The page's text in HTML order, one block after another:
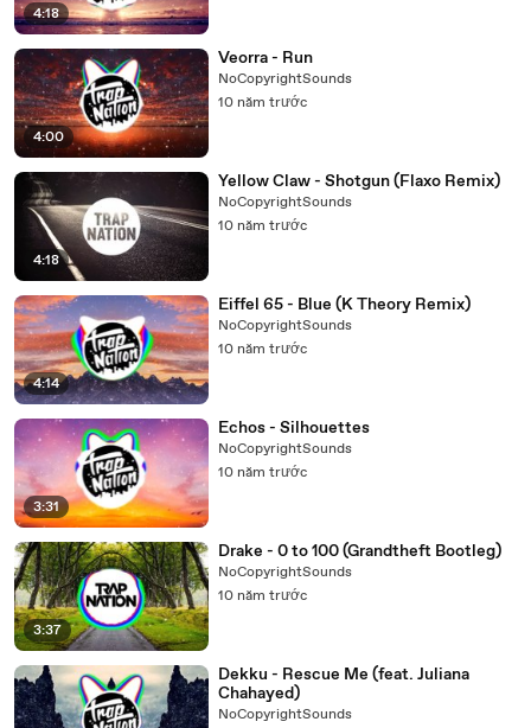
4:18
4:00
Veorra - Run
NoCopyrightSounds
10 năm trước
4:18
Yellow Claw - Shotgun (Flaxo Remix)
NoCopyrightSounds
10 năm trước
4:14
Eiffel 65 - Blue (K Theory Remix)
NoCopyrightSounds
10 năm trước
3:31
Echos - Silhouettes
NoCopyrightSounds
10 năm trước
3:37
Drake - 0 to 100 (Grandtheft Bootleg)
NoCopyrightSounds
10 năm trước
Dekku - Rescue Me (feat. Juliana
Chahayed)
NoCopyrightSounds